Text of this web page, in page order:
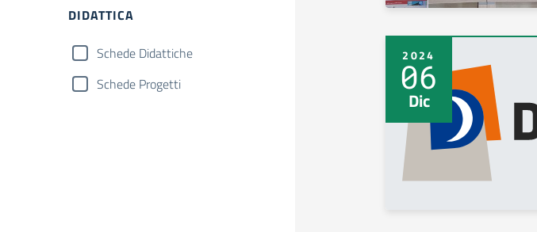
DIDATTICA
Schede Didattiche
Schede Progetti
2024
06
Dic